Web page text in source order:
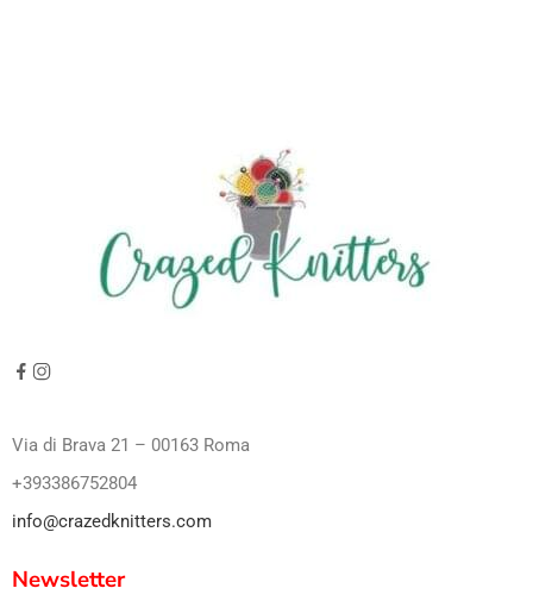
Via di Brava 21 – 00163 Roma
+393386752804
info@crazedknitters.com
Newsletter